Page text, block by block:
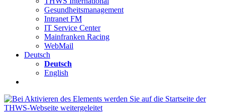
Gesundheitsmanagement
Intranet FM
IT Service Center
Mainfranken Racing
WebMail
Deutsch
Deutsch
English